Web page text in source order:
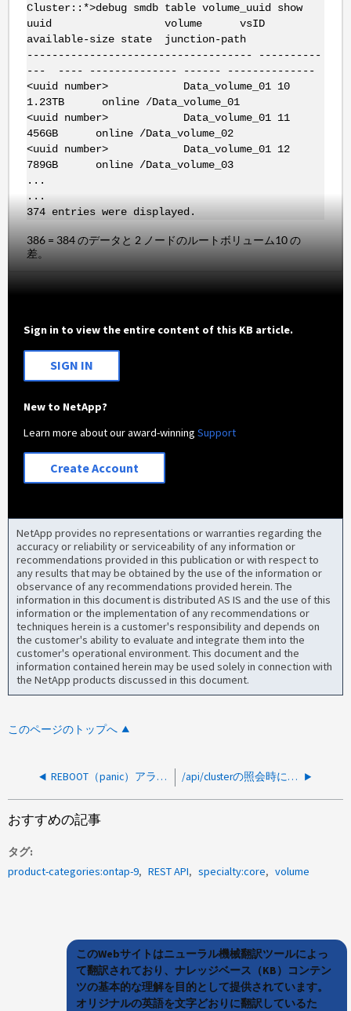
Cluster::*>debug smdb table volume_uuid show
uuid volume vsID
available-size state junction-path
------------------------------------ ----------
--- ---- -------------- ------ --------------
<uuid number> Data_volume_01 10
1.23TB online /Data_volume_01
<uuid number> Data_volume_01 11
456GB online /Data_volume_02
<uuid number> Data_volume_01 12
789GB online /Data_volume_03
...
...
374 entries were displayed.
386 = 384 のデータと 2 ノードのルートボリューム10 の
差。
Sign in to view the entire content of this KB article.
SIGN IN
New to NetApp?
Learn more about our award-winningSupport
Create Account
NetApp provides no representations or warranties regarding the
accuracy or reliability or serviceability of any information or
recommendations provided in this publication or with respect to
any results that may be obtained by the use of the information or
observance of any recommendations provided herein. The
information in this document is distributed AS IS and the use of this
information or the implementation of any recommendations or
techniques herein is a customer's responsibility and depends on
the customer's ability to evaluate and integrate them into the
customer's operational environment. This document and the
information contained herein may be used solely in connection with
the NetApp products discussed in this document.
このページのトップへ
REBOOT（panic）アラート - AutoSupportメッセージ /api/clusterの照会時にRESTAPIからINCONSISTENT_OLD_DATAが返される
おすすめの記事
タグ
product-categories:ontap-9
REST API specialty:core volume
このWebサイトはニューラル機械翻訳ツールによっ
て翻訳されており、ナレッジベース（KB）コンテン
ツの基本的な理解を目的として提供されています。
オリジナルの英語を文字どおりに翻訳しているた